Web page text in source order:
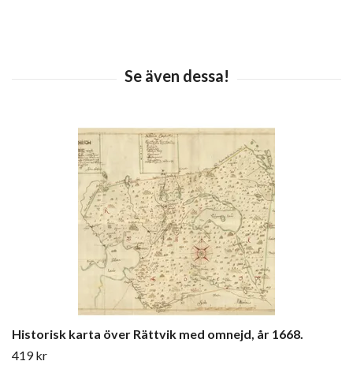
Historisk karta över Rättvik med omnejd, år 1668.
419 kr